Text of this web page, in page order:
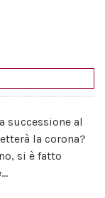
successione al
la corona?
si è fatto